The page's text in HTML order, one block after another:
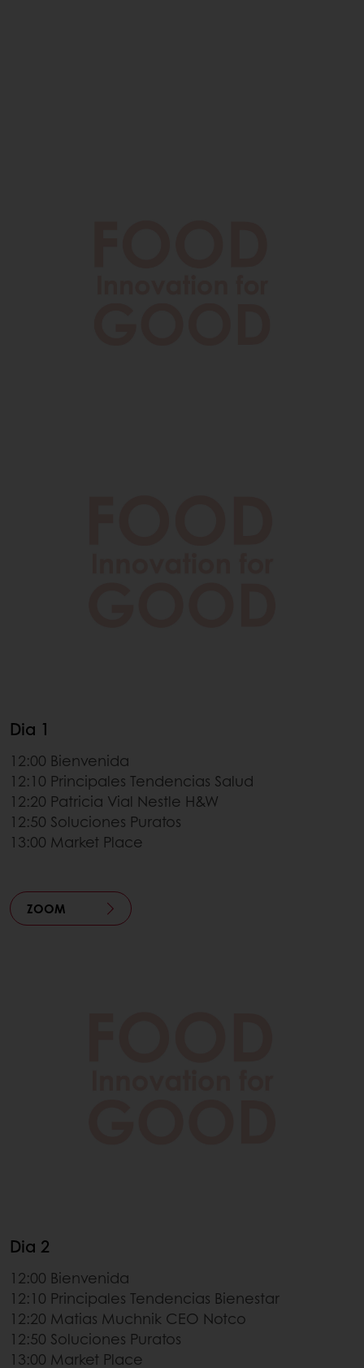
Dia 1
12:00 Bienvenida
12:10 Principales Tendencias Salud
12:20 Patricia Vial Nestle H&W
12:50 Soluciones Puratos
13:00 Market Place
ZOOM
Dia 2
12:00 Bienvenida
12:10 Principales Tendencias Bienestar
12:20 Matias Muchnik CEO Notco
12:50 Soluciones Puratos
13:00 Market Place